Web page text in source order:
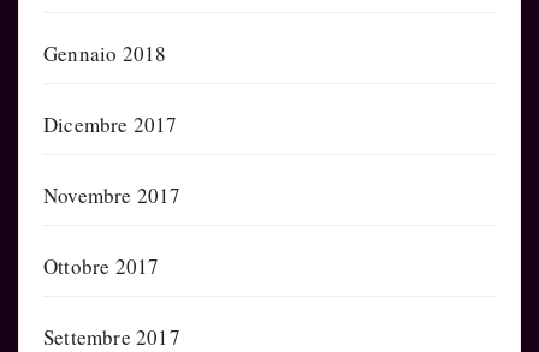
Gennaio 2018
Dicembre 2017
Novembre 2017
Ottobre 2017
Settembre 2017